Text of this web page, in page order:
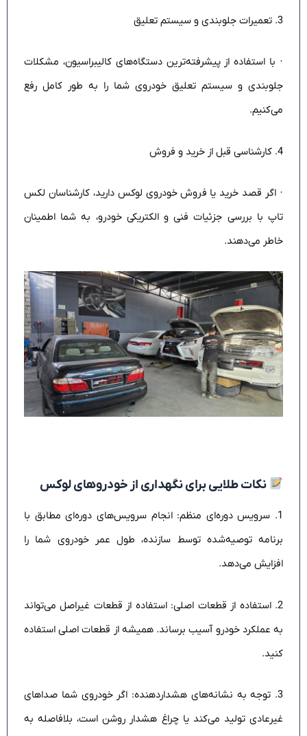
3. تعمیرات جلوبندی و سیستم تعلیق
· با استفاده از پیشرفته‌ترین دستگاه‌های کالیبراسیون، مشکلات
جلوبندی و سیستم تعلیق خودروی شما را به طور کامل رفع
می‌کنیم.
4. کارشناسی قبل از خرید و فروش
· اگر قصد خرید یا فروش خودروی لوکس دارید، کارشناسان لکس
تاپ با بررسی جزئیات فنی و الکتریکی خودرو، به شما اطمینان
خاطر می‌دهند.
نکات طلایی برای نگهداری از خودروهای لوکس
1. سرویس دوره‌ای منظم: انجام سرویس‌های دوره‌ای مطابق با
برنامه توصیه‌شده توسط سازنده، طول عمر خودروی شما را
افزایش می‌دهد.
2. استفاده از قطعات اصلی: استفاده از قطعات غیراصل می‌تواند
به عملکرد خودرو آسیب برساند. همیشه از قطعات اصلی استفاده
کنید.
3. توجه به نشانه‌های هشداردهنده: اگر خودروی شما صداهای
غیرعادی تولید می‌کند یا چراغ هشدار روشن است، بلافاصله به